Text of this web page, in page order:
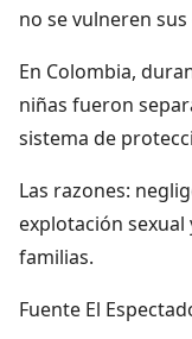
no se vulneren
En Colombia,
niñas fueron
sistema de
Las razones:
explotación
familias.
Fuente El